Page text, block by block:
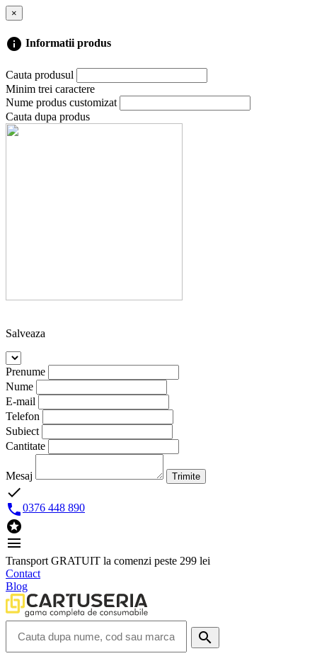
×
info Informatii produs
Cauta produsul
Minim trei caractere
Nume produs customizat
Cauta dupa produs
Salveaza
Prenume
Nume
E-mail
Telefon
Subiect
Cantitate
Mesaj Trimite
done
0376 448 890

menu
Transport GRATUIT la comenzi peste 299 lei
Contact
Blog
search